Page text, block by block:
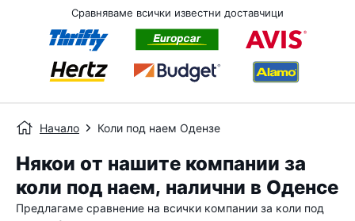
Сравняваме всички известни доставчици
Начало Коли под наем Одензе
Някои от нашите компании за
коли под наем, налични в Оденсе
Предлагаме сравнение на всички компании за коли под